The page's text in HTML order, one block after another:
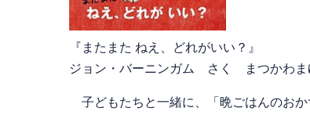
『またまた ねえ、どれがいい？』
ジョン・バーニンガム さく まつかわま
子どもたちと一緒に、「晩ごはんのお